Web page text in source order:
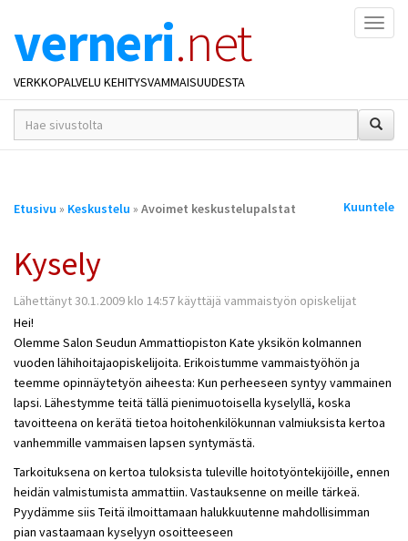
verneri.net
VERKKOPALVELU KEHITYSVAMMAISUUDESTA
hakusana(t)
*
Olet
Etusivu » Keskustelu » Avoimet keskustelupalstat Kuuntele
Kysely
Lähettänyt 30.1.2009 klo 14:57 käyttäjä vammaistyön opiskelijat
Hei!
Olemme Salon Seudun Ammattiopiston Kate yksikön kolmannen
vuoden lähihoitajaopiskelijoita. Erikoistumme vammaistyöhön ja
teemme opinnäytetyön aiheesta: Kun perheeseen syntyy vammainen
lapsi. Lähestymme teitä tällä pienimuotoisella kyselyllä, koska
tavoitteena on kerätä tietoa hoitohenkilökunnan valmiuksista kertoa
vanhemmille vammaisen lapsen syntymästä.
Tarkoituksena on kertoa tuloksista tuleville hoitotyöntekijöille, ennen
heidän valmistumista ammattiin. Vastauksenne on meille tärkeä.
Pyydämme siis Teitä ilmoittamaan halukkuutenne mahdollisimman
pian vastaamaan kyselyyn osoitteeseen